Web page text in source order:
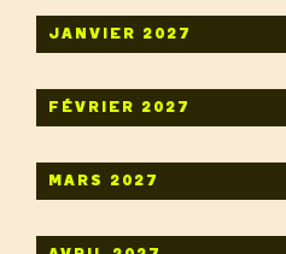
JANVIER 2027
FÉVRIER 2027
MARS 2027